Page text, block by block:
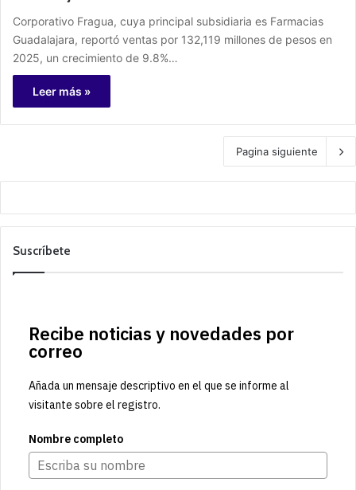
Corporativo Fragua, cuya principal subsidiaria es Farmacias
Guadalajara, reportó ventas por 132,119 millones de pesos en
2025, un crecimiento de 9.8%…
Leer más »
Pagina siguiente
Suscríbete
Recibe noticias y novedades por
correo
Añada un mensaje descriptivo en el que se informe al
visitante sobre el registro.
Nombre completo